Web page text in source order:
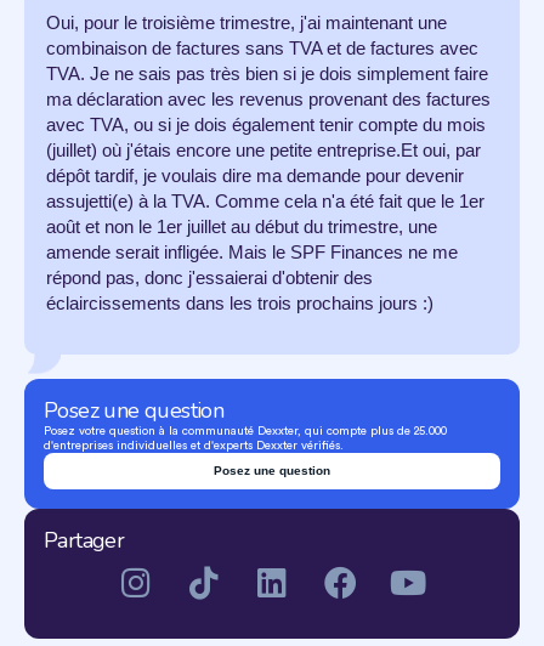
Oui, pour le troisième trimestre, j'ai maintenant une
combinaison de factures sans TVA et de factures avec
TVA. Je ne sais pas très bien si je dois simplement faire
ma déclaration avec les revenus provenant des factures
avec TVA, ou si je dois également tenir compte du mois
(juillet) où j'étais encore une petite entreprise.Et oui, par
dépôt tardif, je voulais dire ma demande pour devenir
assujetti(e) à la TVA. Comme cela n'a été fait que le 1er
août et non le 1er juillet au début du trimestre, une
amende serait infligée. Mais le SPF Finances ne me
répond pas, donc j'essaierai d'obtenir des
éclaircissements dans les trois prochains jours :)
Posez une question
Posez votre question à la communauté Dexxter, qui compte plus de 25.000
d'entreprises individuelles et d'experts Dexxter vérifiés.
Posez une question
Partager